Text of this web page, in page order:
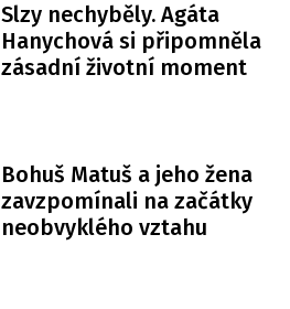
Slzy nechyběly. Agáta
Hanychová si připomněla
zásadní životní moment
Bohuš Matuš a jeho žena
zavzpomínali na začátky
neobvyklého vztahu